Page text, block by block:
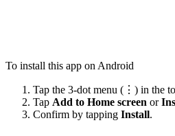
To install this app on Android
Tap the 3-dot menu (⋮) in the
Tap Add to Home screen or
Confirm by tapping Install.